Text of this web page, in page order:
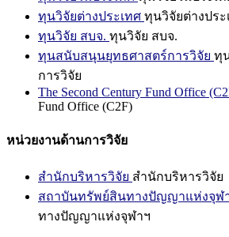
ทุนวิจัยต่างประเทศ ทุนวิจัยต่างประ
ทุนวิจัย สบจ. ทุนวิจัย สบจ.
ทุนสนับสนุนยุทธศาสตร์การวิจัย ทุ
การวิจัย
The Second Century Fund Office
Fund Office (C2F)
หน่วยงานด้านการวิจัย
สำนักบริหารวิจัย สำนักบริหารวิจัย
สถาบันทรัพย์สินทางปัญญาแห่งจุฬ
ทางปัญญาแห่งจุฬาฯ